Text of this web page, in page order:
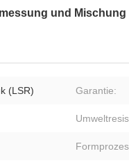
und
(LSR) Garantie: